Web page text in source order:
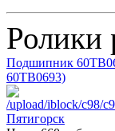
Подшипник
60TB0693)